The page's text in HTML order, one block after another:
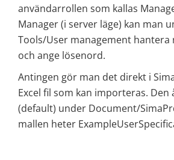
användarrollen som kallas
Manager (i server läge) kan man
Tools/User management
och ange lösenord.
Antingen gör man det direkt i
Excel fil som kan importeras. Den
(default) under Document/
mallen heter